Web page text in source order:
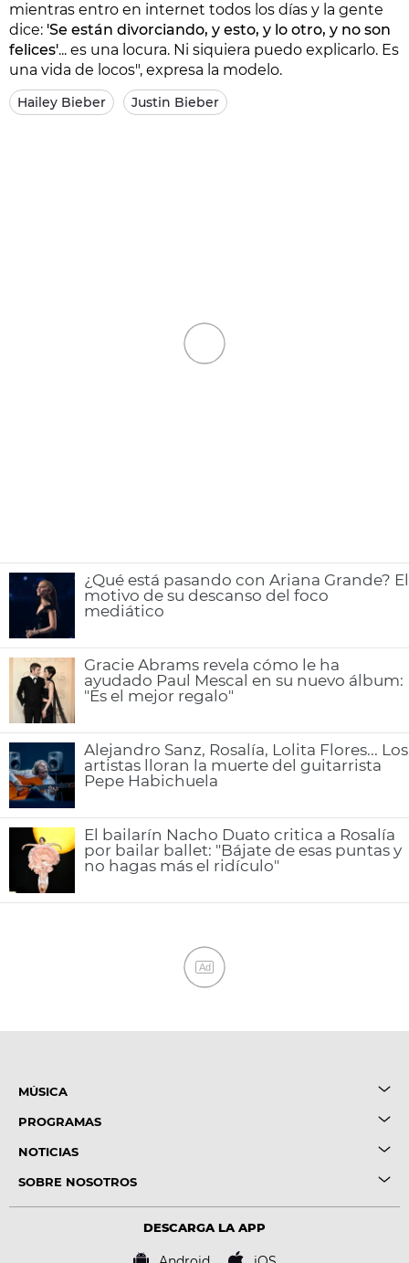
mientras entro en internet todos los días y la gente
dice: 'Se están divorciando, y esto, y lo otro, y no son
felices'... es una locura. Ni siquiera puedo explicarlo. Es
una vida de locos", expresa la modelo.
Hailey Bieber Justin Bieber
¿Qué está pasando con Ariana Grande? El
motivo de su descanso del foco
mediático
Gracie Abrams revela cómo le ha
ayudado Paul Mescal en su nuevo álbum:
"Es el mejor regalo"
Alejandro Sanz, Rosalía, Lolita Flores... Los
artistas lloran la muerte del guitarrista
Pepe Habichuela
El bailarín Nacho Duato critica a Rosalía
por bailar ballet: "Bájate de esas puntas y
no hagas más el ridículo"
Ad
MÚSICA
PROGRAMAS
NOTICIAS
SOBRE NOSOTROS
DESCARGA LA APP